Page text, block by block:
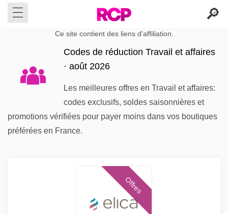
Ce site contient des liens d'affiliation.
Codes de réduction Travail et affaires
· août 2026
Les meilleures offres en Travail et affaires:
codes exclusifs, soldes saisonnières et
promotions vérifiées pour payer moins dans vos boutiques
préférées en France.
Offres